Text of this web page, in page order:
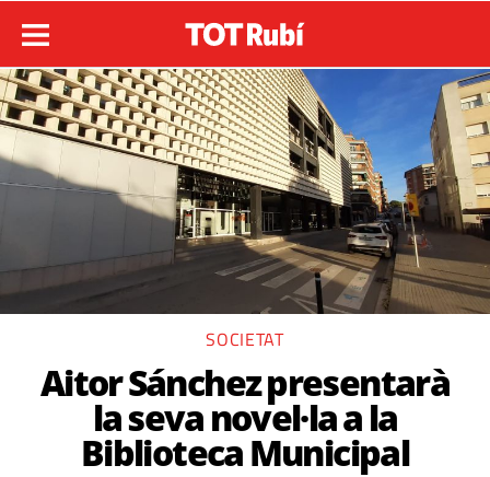
SOCIETAT
Aitor Sánchez presentarà
la seva novel·la a la
Biblioteca Municipal